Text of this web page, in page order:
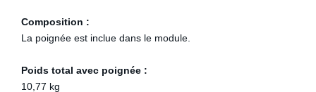
Composition :
La poignée est inclue dans le module.
Poids total avec poignée :
10,77 kg